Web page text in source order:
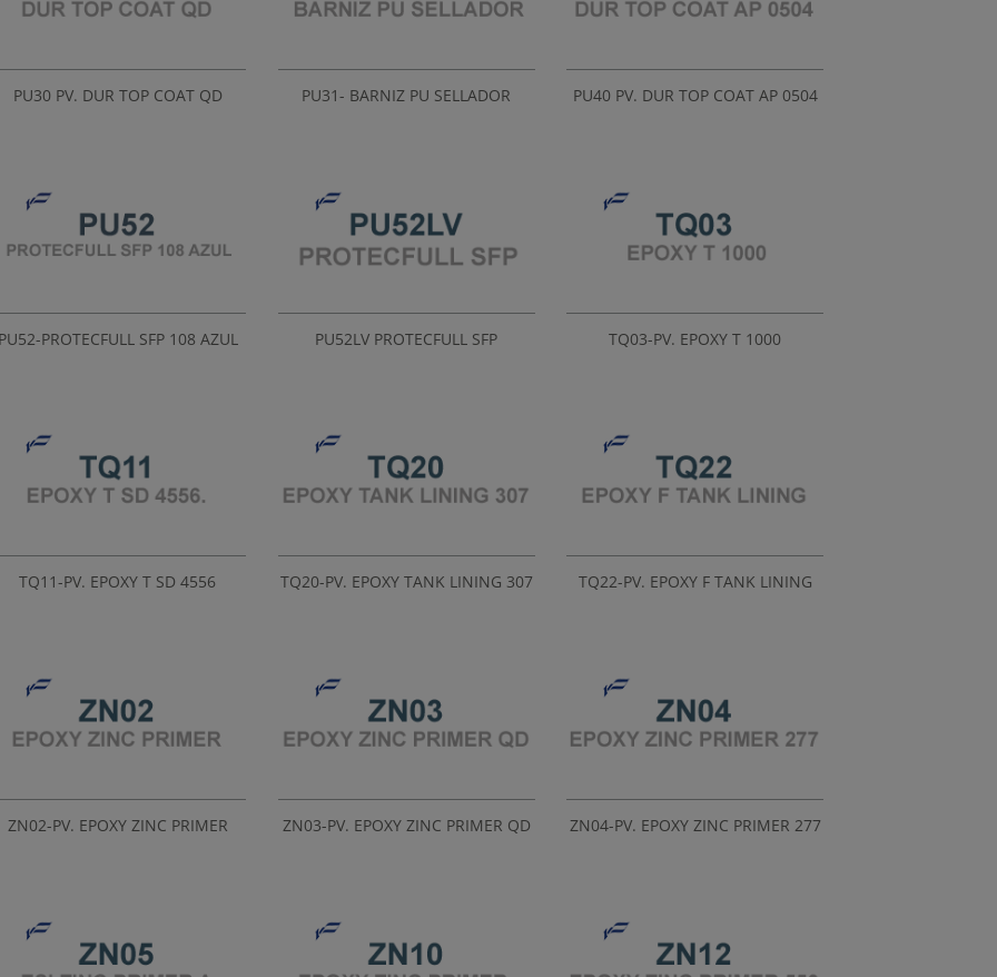
PU30 PV. DUR TOP COAT QD PU31- BARNIZ PU SELLADOR PU40 PV. DUR TOP COAT AP 0504
PROTECFULL SFP 108 AZUL PU52LV PROTECFULL SFP TQ03-PV. EPOXY T 1000
TQ11-PV. EPOXY T SD 4556 TQ20-PV. EPOXY TANK LINING 307 TQ22-PV. EPOXY F TANK LINING
ZN02-PV. EPOXY ZINC PRIMER ZN03-PV. EPOXY ZINC PRIMER QD ZN04-PV. EPOXY ZINC PRIMER 277